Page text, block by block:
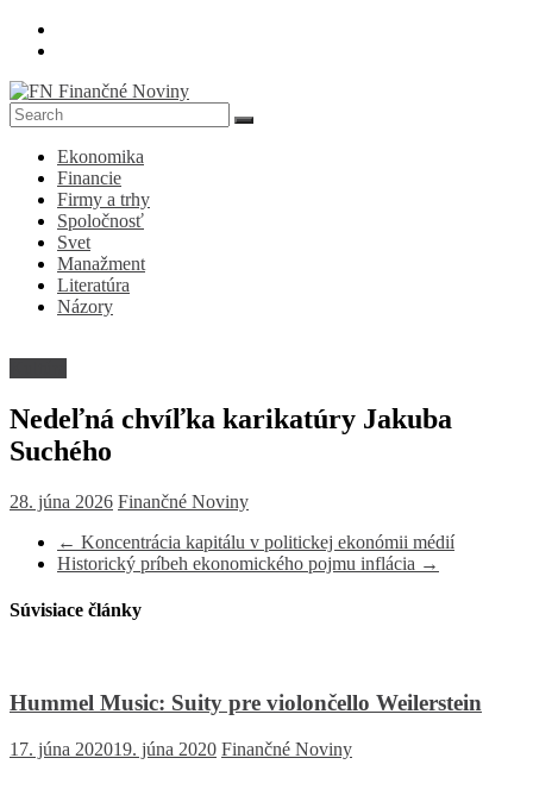
Skip
FN
Finančné
Noviny
Denník
ekonomike
spoločnosti
Ekonomika
Financie
Firmy a trhy
Spoločnosť
Svet
Manažment
Literatúra
Názory
Nedeľná chvíľka karikatúry Jakuba
Suchého
28. júna 2026 Finančné Noviny
← Koncentrácia kapitálu v politickej ekonómii médií
Historický príbeh ekonomického pojmu inflácia →
Súvisiace články
Hummel Music: Suity pre violončello Weilerstein
17. júna 202019. júna 2020 Finančné Noviny